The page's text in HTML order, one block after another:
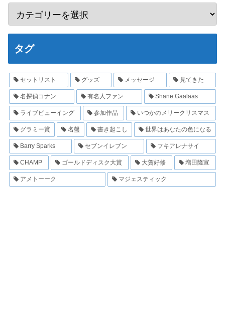
タグ
セットリスト グッズ メッセージ 見てきた
名探偵コナン 有名人ファン Shane Gaalaas
ライブビューイング 参加作品 いつかのメリークリスマス
グラミー賞 名盤 書き起こし 世界はあなたの色になる
Barry Sparks セブンイレブン フキアレナサイ
CHAMP ゴールドディスク大賞 大賀好修 増田隆宣
アメトーーク マジェスティック